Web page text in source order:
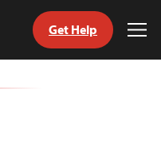
Get Help